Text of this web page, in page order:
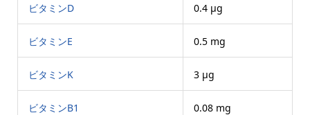
ビタミンD 0.4 μg
ビタミンE 0.5 mg
ビタミンK 3 μg
ビタミンB1 0.08 mg